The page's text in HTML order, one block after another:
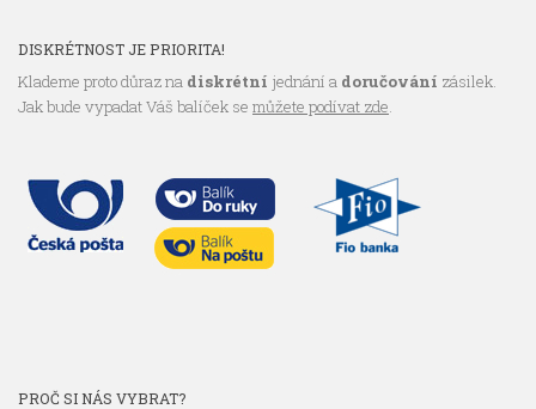
DISKRÉTNOST JE PRIORITA!
Klademe proto důraz na diskrétní jednání a doručování zásilek.
Jak bude vypadat Váš balíček se můžete podívat zde.
PROČ SI NÁS VYBRAT?